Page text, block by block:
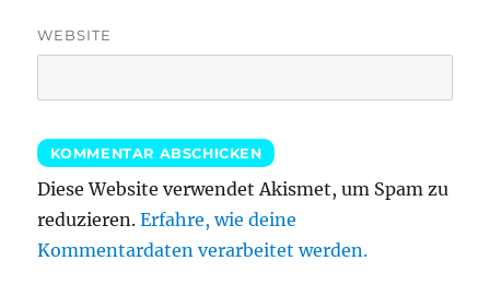
WEBSITE
Diese Website verwendet Akismet, um Spam zu
reduzieren.Erfahre, wie deine
Kommentardaten verarbeitet werden.